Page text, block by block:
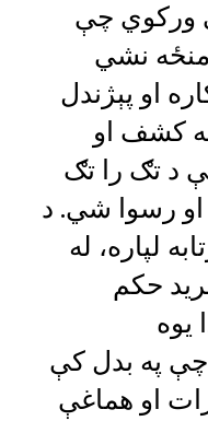
ورکوي چې
منځه نشي
او پېژندل
کشف او
د تګ ‌را تګ
او رسوا شي. د
لپاره، له
حکم
يوه
چې په بدل کې
او هماغې